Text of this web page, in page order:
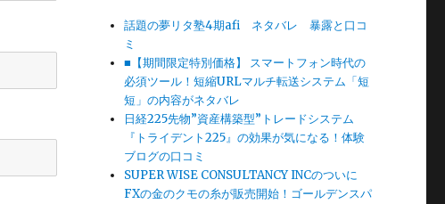
話題の夢リタ塾4期afi ネタバレ 暴露と口コ
ミ
■【期間限定特別価格】 スマートフォン時代の
必須ツール！短縮URLマルチ転送システム「短
短」の内容がネタバレ
日経225先物”資産構築型”トレードシステム
『トライデント225』の効果が気になる！体験
ブログの口コミ
SUPER WISE CONSULTANCY INCのついに
FXの金のクモの糸が販売開始！ゴールデンスパ